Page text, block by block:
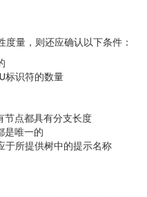
量，则还应确认以下条件：
标识符的数量
节点都具有分支长度
是唯一的
于所提供树中的提示名称